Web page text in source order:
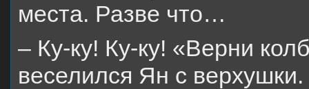
места. Разве что…
– Ку-ку! Ку-ку! «Верни
веселился Ян с верхушки.